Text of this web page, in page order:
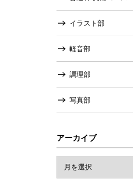
イラスト部
軽音部
調理部
写真部
アーカイブ